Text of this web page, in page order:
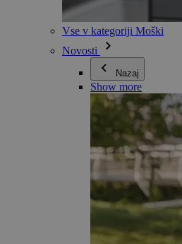
Vse v kategoriji Moški
Novosti
Nazaj
Show more